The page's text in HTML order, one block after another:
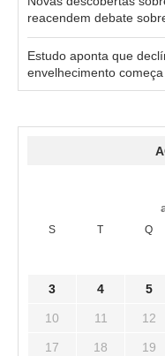
reacendem debate
Estudo aponta que
envelhecimento
S T Q
3 4 5
10 11 12
17 18 19